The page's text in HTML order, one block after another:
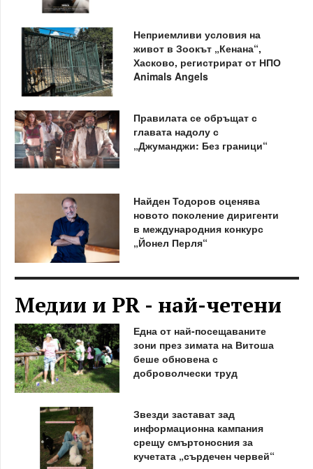
Неприемливи условия на
живот в Зоокът „Кенана“,
Хасково, регистрират от НПО
Animals Angels
Правилата се обръщат с
главата надолу с
„Джуманджи: Без граници“
Найден Тодоров оценява
новото поколение диригенти
в международния конкурс
„Йонел Перля“
Медии и PR - най-четени
Една от най-посещаваните
зони през зимата на Витоша
беше обновена с
доброволчески труд
Звезди застават зад
информационна кампания
срещу смъртоносния за
кучетата „сърдечен червей“